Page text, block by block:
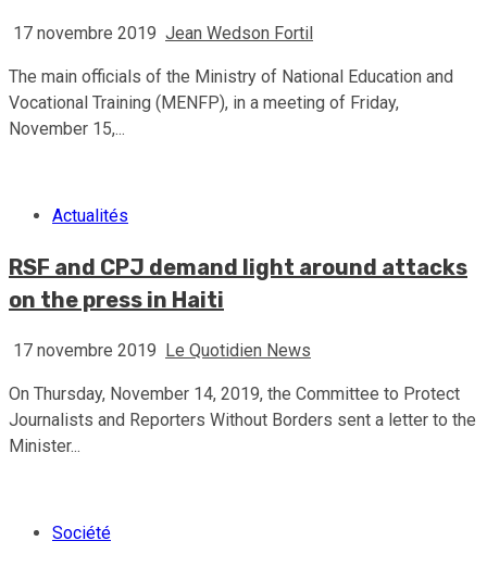
17 novembre 2019 Jean Wedson Fortil
The main officials of the Ministry of National Education and
Vocational Training (MENFP), in a meeting of Friday,
November 15,...
Actualités
RSF and CPJ demand light around attacks
on the press in Haiti
17 novembre 2019 Le Quotidien News
On Thursday, November 14, 2019, the Committee to Protect
Journalists and Reporters Without Borders sent a letter to the
Minister...
Société